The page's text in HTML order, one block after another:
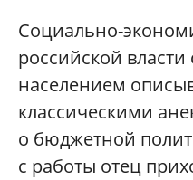
Социально-­
российской
населением
классическими
о бюджетной
с работы отец